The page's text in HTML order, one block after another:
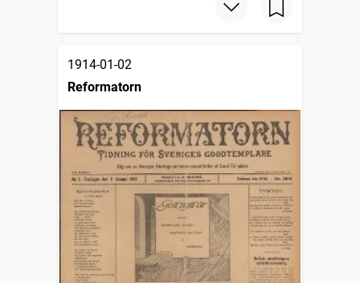
1914-01-02
Reformatorn